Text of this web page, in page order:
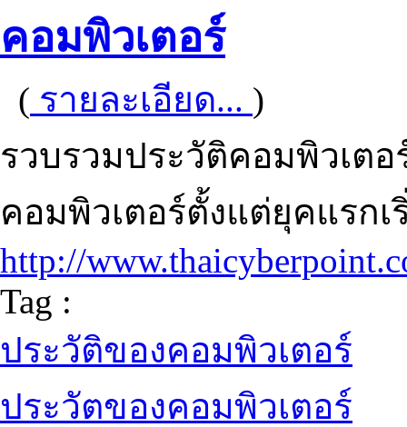
คอมพิวเตอร์
( รายละเอียด... )
รวบรวมประวัติคอมพิวเต
คอมพิวเตอร์ตั้งแต่ยุคแรก
http://
Tag :
ประวัติของคอมพิวเตอร์
ประวัตของคอมพิวเตอร์